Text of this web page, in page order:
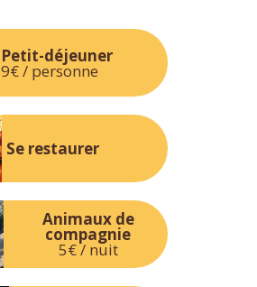
Petit-déjeuner
9€ / personne
Se restaurer
Animaux de
compagnie
5€ / nuit